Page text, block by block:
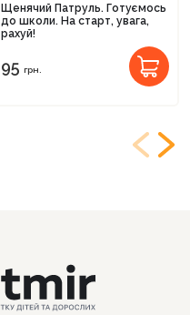
Щенячий Патруль. Готуємось
до школи. На старт, увага,
рахуй!
95 грн.